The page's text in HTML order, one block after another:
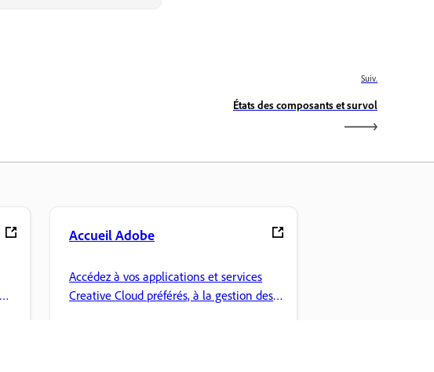
Suiv.
États des composants et survol
Accueil Adobe
Accédez à vos applications et services
Creative Cloud préférés, à la gestion des